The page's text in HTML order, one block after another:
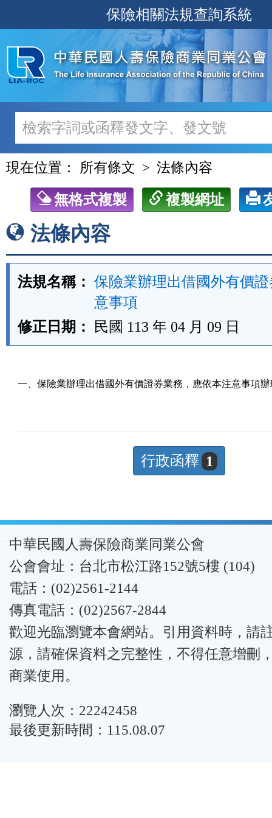
至
主
內
容
保險相關法規查詢系統
現在位置： 所有條文 法條內容
無格式複製 複製網址
法條內容
法規名稱： 保險業辦理出借國外有價
意事項
修正日期：
民國 113 年 04 月 09 日
一、保險業辦理出借國外有價證券業務，應依本注意事項
行政函釋 1
:::中華民國人壽保險商業同業公會
公會會址：台北市松江路152號5樓 (104)
電話：(02)2561-2144
傳真電話：(02)2567-2844
歡迎光臨瀏覽本會網站。引用資料時，請
源，請確保資料之完整性，不得任意增刪
商業使用。
瀏覽人次：22242458
最後更新時間：115.08.07